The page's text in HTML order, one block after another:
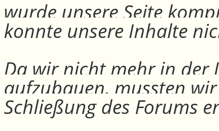
wurde unsere Seite
konnte unsere Inhalte
Da wir nicht mehr in der
aufzubauen, mussten
Schließung des Forums